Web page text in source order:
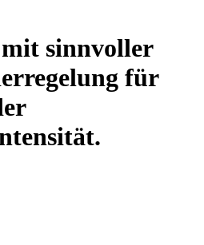
mit sinnvoller
für